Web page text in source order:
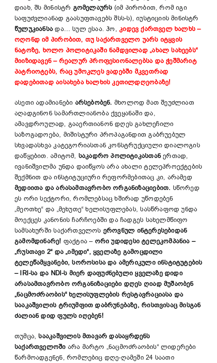
დიახ, შს მინისტრ გომელაურს(იმ პირობით, რომ იგი
საფუძვლიანად გაასუფთავებს შსს-ს), იუსტიციის მინისტრ
წულუკიანსა და… სულ ესაა. ჰო,კიდევ ქართველ ხალხს –
ოღონდ იმ პირობით, თუ საქართველო უარს იტყვის
ნატოზე, ხოლო პოლიტიკაში ნამდვილად „ახალ სახეებს“
მიიზიდავენ – რეალურ პროფესიონალებსა და ჭეშმარიტ
პატრიოტებს, რაც უმოკლეს ვადებში მკვეთრად
დადებითად აისახება ხალხის კეთილდღეობაზე!
ასეთი ადამიანები არსებობენ. მხოლოდ მათ შეუძლიათ
აღადგინონ სამართლიანობა ქვეყანაში და,
ამავდროულად, გააერთიანონ დღეს გახლეჩილი
საზოგადოება, მიშისტური პროპაგანდით გაბრუებულ
სხვადასხვა კატეგორიასთან კონსტრუქციული დიალოგის
დაწყებით. ამიტომ, საკადრო პოლიტიკასთანერთად,
ივანიშვილმა უნდა დაიწყოს არა ახალი ტელეპროექტების
შექმნით და ინსტიტუციური რეფორმებითაც კი, არამედ
მედიითა და არასამთავრობო ორგანიზაციებით. სწორედ
ეს ორი სექტორი, რომლებსაც ხშირად უწოდებენ
„მეოთხე“ და „მეხუთე“ ხელისუფლებას, სასწრაფოდ უნდა
მოექცეს კანონის ჩარჩოებში და ჩადგეს სახელმწიფო
სამსახურში საქართველოს ეროვნულ ინტერესებიდან
გამომდინარე! ფაქტია – ორი უდიდესი ტელეკომპანია –
„რუსთავი 2“ და „იმედი“, ყველაზე გამოცდილი
ტელეწამყვანები, სოროსისა და ამერიკული ინსტიტუტების
– IRI-სა და NDI-ს მიერ დაფუძნებული ყველაზე დიდი
არასამთავრობო ორგანიზაციები დღეს ღიად მუშაობენ
„ნაცმოძრაობის“ ხელისუფლების რესტავრაციასა და
სააკაშვილის ტრიუმფით დაბრუნებაზე, რისთვისაც მისგან
ძალიან დიდ ფულს იღებენ!
თუმცა,სააკაშვილის მთავარ დასაყრდენს
საქართველოში არა მარტო „ნაცმოძრაობის“ ლიდერები
წარმოადგენენ, რომლებიც დღე-ღამეში 24 საათი